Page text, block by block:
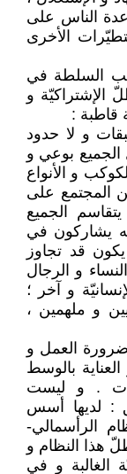
الناس على
الأخرى
السلطة في
الإشتراكيّة و
قاطبة :
و لا حدود
بوعي و
و الأنواع
المجتمع على
الجميع
يشاركون في
قد تجاوز
و الرجال
و آخر ؛
و ملهمين ،
العمل و
بالوسط
. و ليست
: لديها أسس
الرأسمالي-
هذا النظام و
الغالبة و في